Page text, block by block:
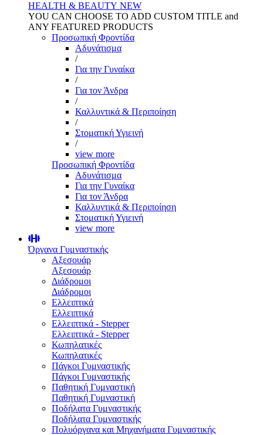
HEALTH & BEAUTY NEW
YOU CAN CHOOSE TO ADD CUSTOM TITLE and
ANY FEATURED PRODUCTS
Προσωπική Φροντίδα
Αδυνάτισμα
/
Για την Γυναίκα
/
Για τον Άνδρα
/
Καλλυντικά & Περιποίηση
/
Στοματική Υγιεινή
/
view more
Προσωπική Φροντίδα
Αδυνάτισμα
Για την Γυναίκα
Για τον Άνδρα
Καλλυντικά & Περιποίηση
Στοματική Υγιεινή
view more
Όργανα Γυμναστικής
Αξεσουάρ
Αξεσουάρ
Διάδρομοι
Διάδρομοι
Ελλειπτικά
Ελλειπτικά
Ελλειπτικά - Stepper
Ελλειπτικά - Stepper
Κωπηλατικές
Κωπηλατικές
Πάγκοι Γυμναστικής
Πάγκοι Γυμναστικής
Παθητική Γυμναστική
Παθητική Γυμναστική
Ποδήλατα Γυμναστικής
Ποδήλατα Γυμναστικής
Πολυόργανα και Μηχανήματα Γυμναστικής